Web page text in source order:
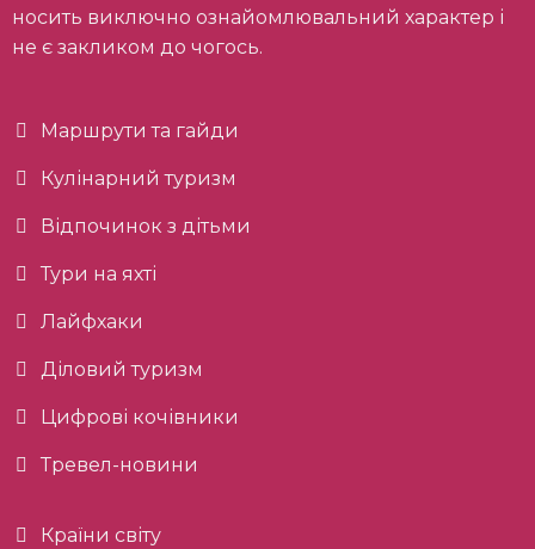
носить виключно ознайомлювальний характер і
не є закликом до чогось.
Маршрути та гайди
Кулінарний туризм
Відпочинок з дітьми
Тури на яхті
Лайфхаки
Діловий туризм
Цифрові кочівники
Тревел-новини
Країни світу